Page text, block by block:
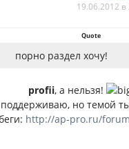
19.06.2012 в
Quote
порно раздел хочу!
profii, а нельзя!
но темой
http://ap-pro.ru/